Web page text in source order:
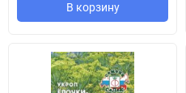
В корзину